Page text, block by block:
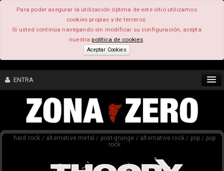
Para poder asegurar la utilización óptima de este sitio utilizamos
cookies propias y de terceros.
Si usted continúa navegando sin modificar su configuración, acepta
nuestrapolítica de cookies.
Aceptar Cookies
ENTRA
CONTENIDO
FEEEDBACK
hard rock / alternative metal / post-grunge / alternative rock / pop / pop
rock